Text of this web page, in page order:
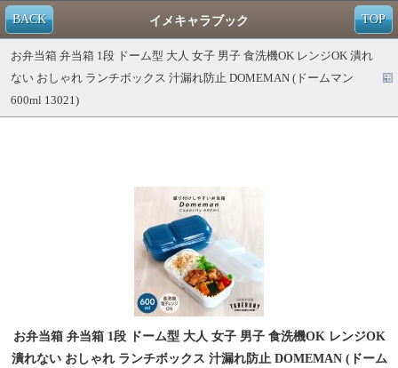
TOP
BACK イメキャラブック
お弁当箱 弁当箱 1段 ドーム型 大人 女子 男子 食洗機OK レンジOK 潰れ
ない おしゃれ ランチボックス 汁漏れ防止 DOMEMAN (ドームマン
600ml 13021)
お弁当箱 弁当箱 1段 ドーム型 大人 女子 男子 食洗機OK レンジOK
潰れない おしゃれ ランチボックス 汁漏れ防止 DOMEMAN (ドーム